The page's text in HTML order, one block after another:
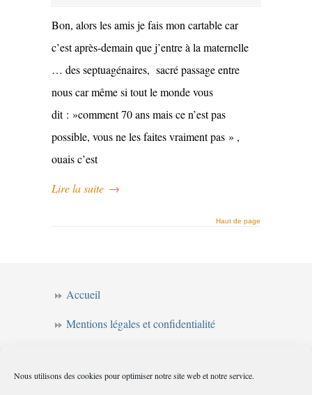
Nous utilisons des cookies pour optimiser notre site web et notre service.
Bon, alors les amis je fais mon cartable car
c’est après-demain que j’entre à la maternelle
… des septuagénaires, sacré passage entre
nous car même si tout le monde vous
dit : »comment 70 ans mais ce n’est pas
possible, vous ne les faites vraiment pas » ,
ouais c’est
Lire la suite →
Haut de page
Accueil
Mentions légales et confidentialité
Forum de l’intuition